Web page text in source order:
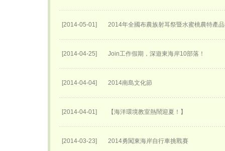
[2014-05-01] 2014年全國布農族射耳祭暨水蜜桃農特產
[2014-04-25] Join工作假期，深遊東海岸10部落！
[2014-04-04] 2014南島文化節
[2014-04-01] 【海洋環境教室熱鬧迎夏！】
[2014-03-23] 2014勇闖東海岸自行車挑戰賽